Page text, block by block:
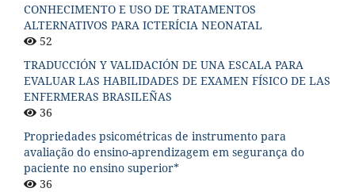
CONHECIMENTO E USO DE TRATAMENTOS
ALTERNATIVOS PARA ICTERÍCIA NEONATAL
52
TRADUCCIÓN Y VALIDACIÓN DE UNA ESCALA PARA
EVALUAR LAS HABILIDADES DE EXAMEN FÍSICO DE LAS
ENFERMERAS BRASILEÑAS
36
Propriedades psicométricas de instrumento para
avaliação do ensino-aprendizagem em segurança do
paciente no ensino superior*
36